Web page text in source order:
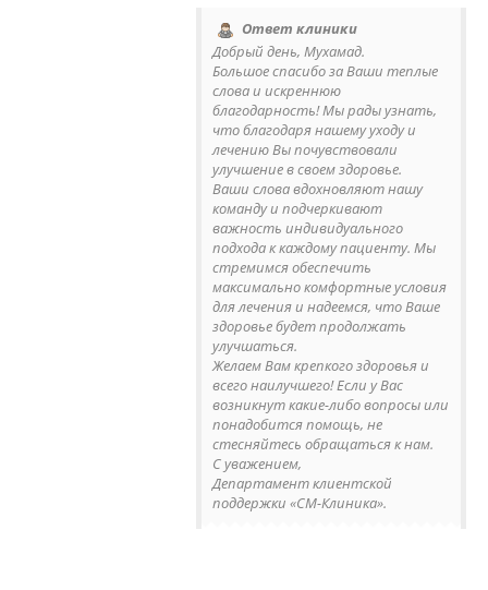
Ответ клиники
Добрый день, Мухамад.
Большое спасибо за Ваши теплые
слова и искреннюю
благодарность! Мы рады узнать,
что благодаря нашему уходу и
лечению Вы почувствовали
улучшение в своем здоровье.
Ваши слова вдохновляют нашу
команду и подчеркивают
важность индивидуального
подхода к каждому пациенту. Мы
стремимся обеспечить
максимально комфортные условия
для лечения и надеемся, что Ваше
здоровье будет продолжать
улучшаться.
Желаем Вам крепкого здоровья и
всего наилучшего! Если у Вас
возникнут какие-либо вопросы или
понадобится помощь, не
стесняйтесь обращаться к нам.
С уважением,
Департамент клиентской
поддержки «СМ-Клиника».